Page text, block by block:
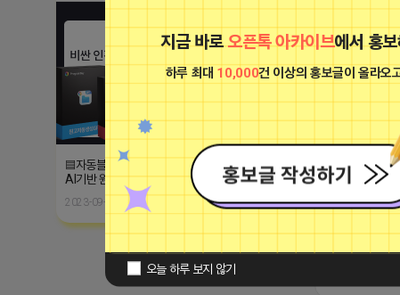
지금 바로오픈톡 아카이브에서 홍
하루 최대 10,000건 이상의 홍보글이 올라오
오늘 하루 보지 않기
☘️쇼핑&쿠팡
ㄴ 반영 맞춤 설
대로 설정 가능
검토로 기대 이
최적화 솔루션
다.
그/카페/모든
pp235
▤자동블로그배포 및 자동인스타배포, 자연스러운
AI기반 원고생성기 까지!▤
2023-09-06 14:23:34